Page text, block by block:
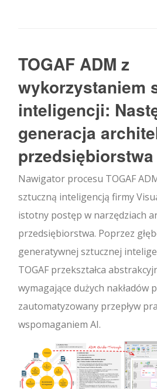
TOGAF ADM z
wykorzystaniem
inteligencji:
generacja
przedsiębiorstwa
Nawigator procesu TOGAF
sztuczną inteligencją firmy
istotny postęp w narzędziach
przedsiębiorstwa. Poprzez
generatywnej sztucznej
TOGAF przekształca
wymagające dużych nakładów
zautomatyzowany przepływ
wspomaganiem AI.